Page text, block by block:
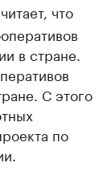
что
в стране.
С этого
по